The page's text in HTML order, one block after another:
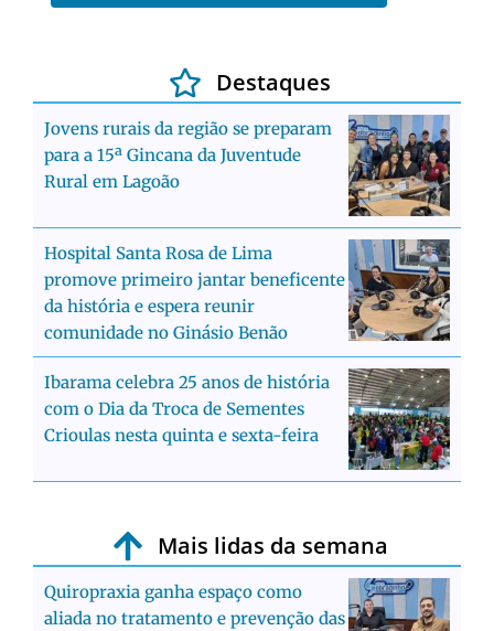
Destaques
Jovens rurais da região se preparam
para a 15ª Gincana da Juventude
Rural em Lagoão
Hospital Santa Rosa de Lima
promove primeiro jantar beneficente
da história e espera reunir
comunidade no Ginásio Benão
Ibarama celebra 25 anos de história
com o Dia da Troca de Sementes
Crioulas nesta quinta e sexta-feira
Mais lidas da semana
Quiropraxia ganha espaço como
aliada no tratamento e prevenção das